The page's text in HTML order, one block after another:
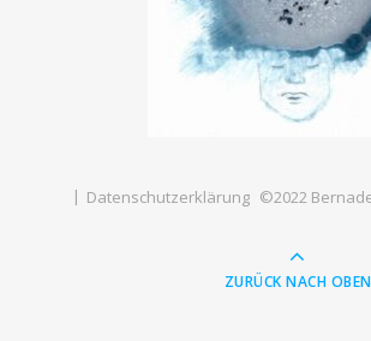
Datenschutzerklärung ©2022
ZURÜCK NACH OBEN